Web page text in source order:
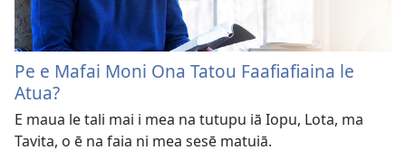
Pe e Mafai Moni Ona Tatou Faafiafiaina le
Atua?
E maua le tali mai i mea na tutupu iā Iopu, Lota, ma
Tavita, o ē na faia ni mea sesē matuiā.